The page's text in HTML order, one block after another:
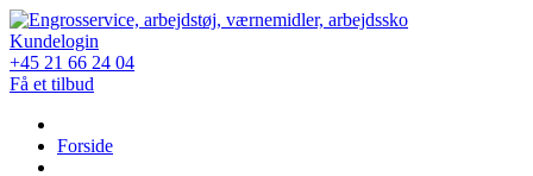
Skip
to
content
Kundelogin
+45 21 66 24 04
Få et tilbud
Forside